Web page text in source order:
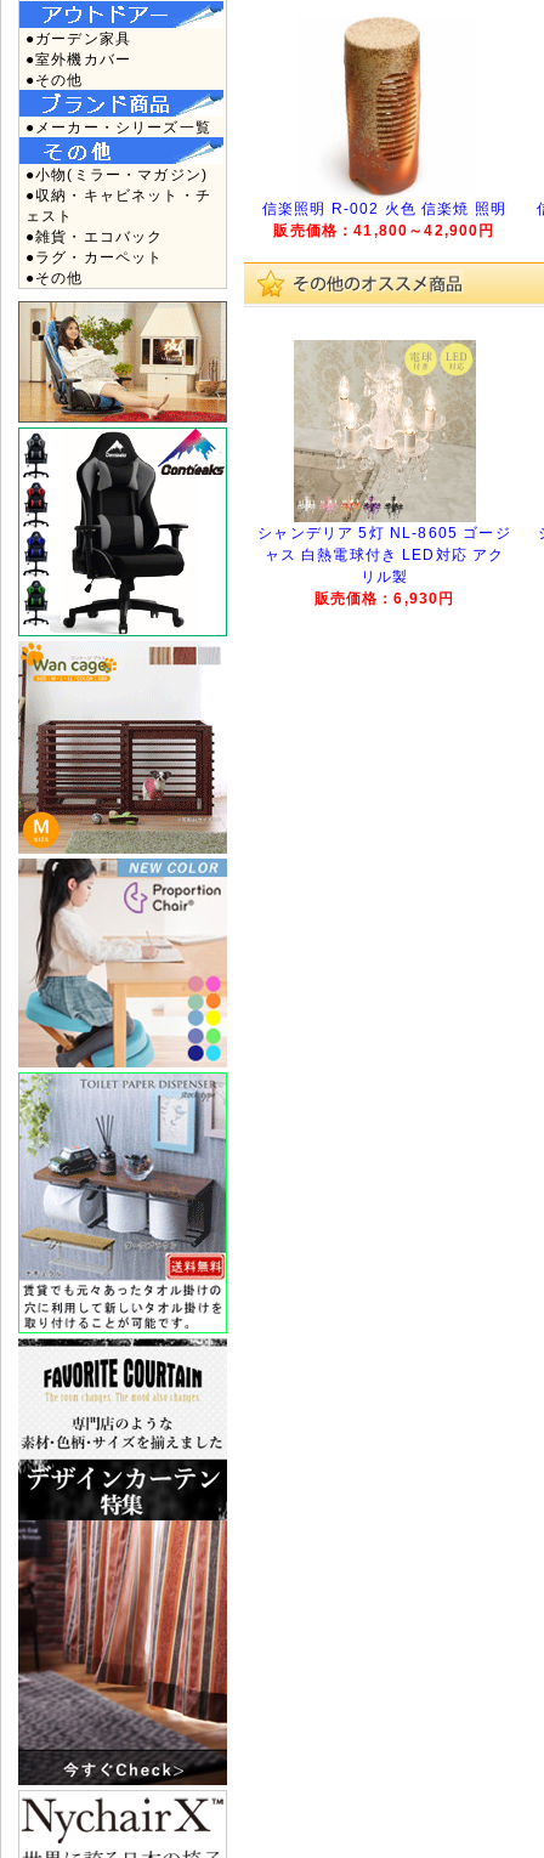
●ガーデン家具
●室外機カバー
●その他
●メーカー・シリーズ一覧
●小物(ミラー・マガジン)
●収納・キャビネット・チ
ェスト
●雑貨・エコバック
●ラグ・カーペット
●その他
信楽照明 R-002 火色 信楽焼 照明
販売価格：41,800～42,900円
シャンデリア 5灯 NL-8605 ゴージ
ャス 白熱電球付き LED対応 アク
リル製
販売価格：6,930円